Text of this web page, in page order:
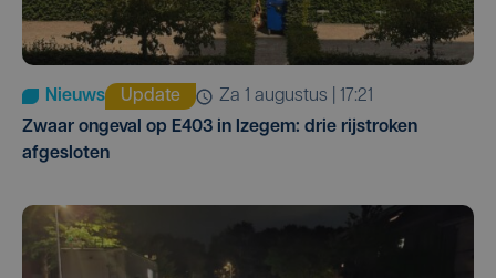
Nieuws Update
za 1 augustus | 17:21
Zwaar ongeval op E403 in Izegem: drie rijstroken
afgesloten